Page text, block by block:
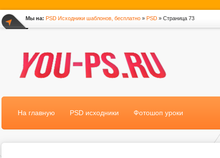
Мы на: PSD Исходники шаблонов, бесплатно » PSD » Страница 73
На главную PSD исходники Фотошоп уроки